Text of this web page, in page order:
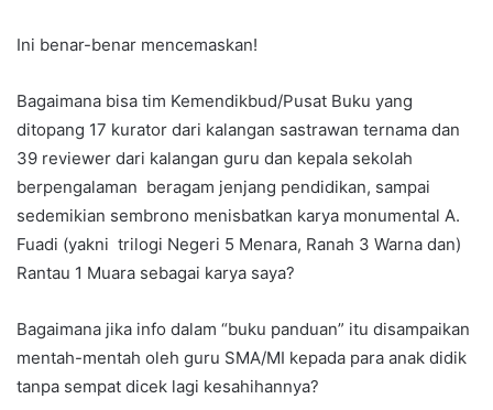
Ini benar-benar mencemaskan!
Bagaimana bisa tim Kemendikbud/Pusat Buku yang
ditopang 17 kurator dari kalangan sastrawan ternama dan
39 reviewer dari kalangan guru dan kepala sekolah
berpengalaman beragam jenjang pendidikan, sampai
sedemikian sembrono menisbatkan karya monumental A.
Fuadi (yakni trilogi Negeri 5 Menara, Ranah 3 Warna dan)
Rantau 1 Muara sebagai karya saya?
Bagaimana jika info dalam “buku panduan” itu disampaikan
mentah-mentah oleh guru SMA/MI kepada para anak didik
tanpa sempat dicek lagi kesahihannya?